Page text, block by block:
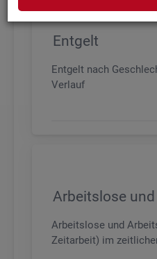
Entgelt
Entgelt nach
Verlauf
Arbeitslose
Arbeitslose und
Zeitarbeit) im